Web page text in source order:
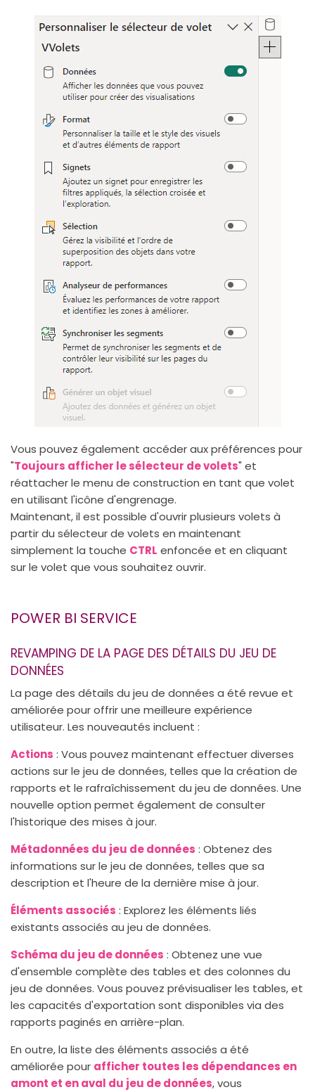
Vous pouvez également accéder aux préférences pour
"Toujours afficher le sélecteur de volets" et
réattacher le menu de construction en tant que volet
en utilisant l'icône d'engrenage.
Maintenant, il est possible d'ouvrir plusieurs volets à
partir du sélecteur de volets en maintenant
simplement la touche CTRL enfoncée et en cliquant
sur le volet que vous souhaitez ouvrir.
POWER BI SERVICE
REVAMPING DE LA PAGE DES DÉTAILS DU JEU DE
DONNÉES
La page des détails du jeu de données a été revue et
améliorée pour offrir une meilleure expérience
utilisateur. Les nouveautés incluent :
Actions : Vous pouvez maintenant effectuer diverses
actions sur le jeu de données, telles que la création de
rapports et le rafraîchissement du jeu de données. Une
nouvelle option permet également de consulter
l'historique des mises à jour.
Métadonnées du jeu de données : Obtenez des
informations sur le jeu de données, telles que sa
description et l'heure de la dernière mise à jour.
Éléments associés : Explorez les éléments liés
existants associés au jeu de données.
Schéma du jeu de données : Obtenez une vue
d'ensemble complète des tables et des colonnes du
jeu de données. Vous pouvez prévisualiser les tables, et
les capacités d'exportation sont disponibles via des
rapports paginés en arrière-plan.
En outre, la liste des éléments associés a été
améliorée pour afficher toutes les dépendances en
amont et en aval du jeu de données, vous